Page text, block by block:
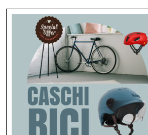
articoli